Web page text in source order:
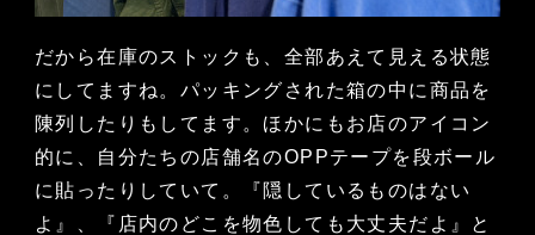
だから在庫のストックも、全部あえて見える状態
にしてますね。パッキングされた箱の中に商品を
陳列したりもしてます。ほかにもお店のアイコン
的に、自分たちの店舗名のOPPテープを段ボール
に貼ったりしていて。『隠しているものはない
よ』、『店内のどこを物色しても大丈夫だよ』と